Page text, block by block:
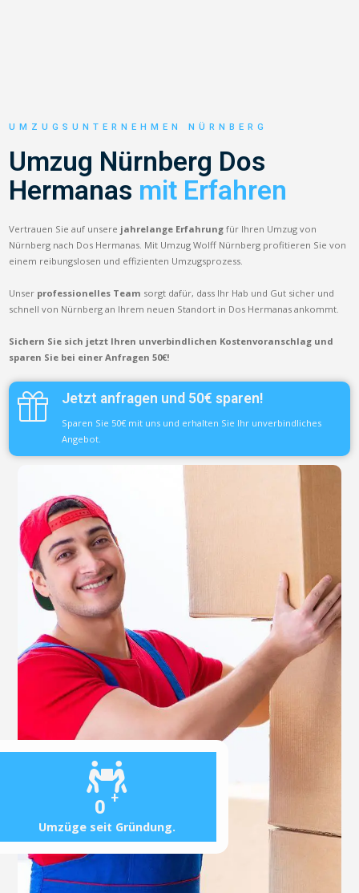
0 +
Umzüge seit Gründung.
UMZUGSUNTERNEHMEN NÜRNBERG
Umzug Nürnberg Dos
Hermanas mit Erfahren
Vertrauen Sie auf unsere jahrelange Erfahrung für Ihren Umzug von
Nürnberg nach Dos Hermanas. Mit Umzug Wolff Nürnberg profitieren Sie von
einem reibungslosen und effizienten Umzugsprozess.
Unser professionelles Team sorgt dafür, dass Ihr Hab und Gut sicher und
schnell von Nürnberg an Ihrem neuen Standort in Dos Hermanas ankommt.
Sichern Sie sich jetzt Ihren unverbindlichen Kostenvoranschlag und
sparen Sie bei einer Anfragen 50€!
Jetzt anfragen und 50€ sparen!
Sparen Sie 50€ mit uns und erhalten Sie Ihr unverbindliches
Angebot.